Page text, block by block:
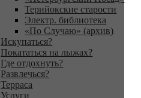
Терийокские старости
Электр. библиотека
«По Случаю» (архив)
Искупаться?
Покататься на лыжах?
Где отдохнуть?
Развлечься?
Терраса
Услуги